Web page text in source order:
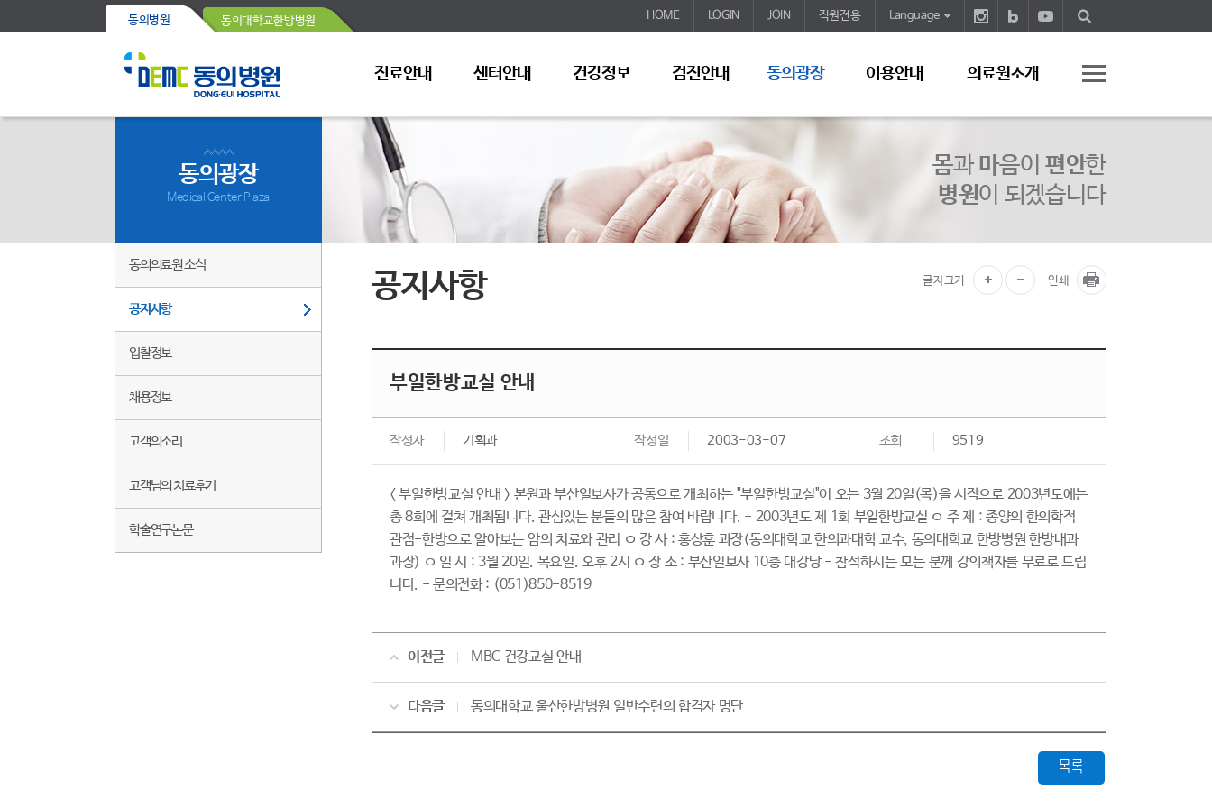
동의병원 동의대학교한방병원 HOME LOGIN JOIN 직원전용 Language
진료안내 센터안내 건강정보 검진안내 동의광장 이용안내 의료원소개
몸과 마음이 편안한
병원이 되겠습니다
동의광장
Medical Center Plaza
동의의료원 소식
공지사항
입찰정보
채용정보
고객의소리
고객님의 치료후기
학술연구논문
공지사항 글자크기 인쇄
부일한방교실 안내
작성자 기획과 작성일 2003-03-07 조회 9519
< 부일한방교실 안내 > 본원과 부산일보사가 공동으로 개최하는 "부일한방교실"이 오는 3월 20일(목)을 시작으로 2003년도에는
총 8회에 걸쳐 개최됩니다. 관심있는 분들의 많은 참여 바랍니다. - 2003년도 제 1회 부일한방교실 ㅇ 주 제 : 종양의 한의학적
관점-한방으로 알아보는 암의 치료와 관리 ㅇ 강 사 : 홍상훈 과장(동의대학교 한의과대학 교수, 동의대학교 한방병원 한방내과
과장) ㅇ 일 시 : 3월 20일. 목요일. 오후 2시 ㅇ 장 소 : 부산일보사 10층 대강당 - 참석하시는 모든 분께 강의책자를 무료로 드립
니다. - 문의전화 : (051)850-8519
이전글 MBC 건강교실 안내
다음글 동의대학교 울산한방병원 일반수련의 합격자 명단
목록